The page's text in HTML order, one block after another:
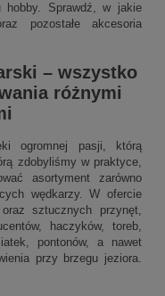
hobby. Sprawdź, w jakie
pozostałe akcesoria
– wszystko
różnymi
ogromnej pasji, którą
zdobyliśmy w praktyce,
asortyment zarówno
wędkarzy. W ofercie
sztucznych przynęt,
haczyków, toreb,
pontonów, a nawet
przy brzegu jeziora.